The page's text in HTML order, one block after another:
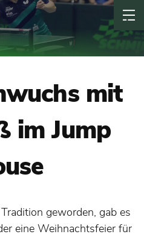
mit
im Jump
geworden, gab es
eine Weihnachtsfeier für